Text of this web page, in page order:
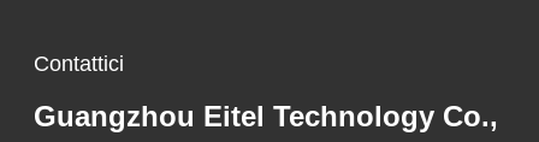
Contattici
Guangzhou Eitel Technology Co.,